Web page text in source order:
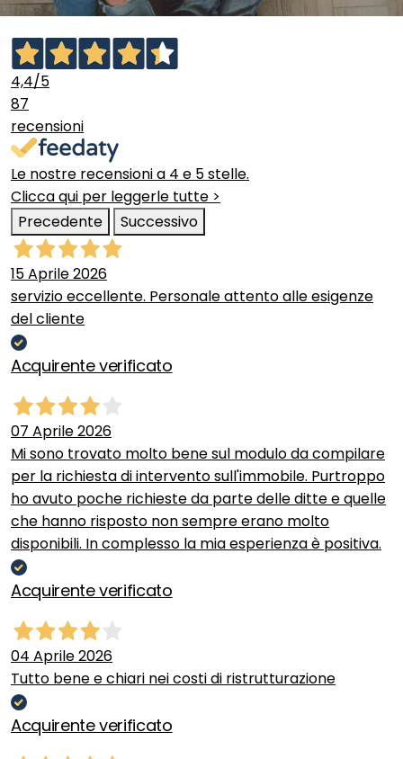
4,4/5
87
recensioni
Le nostre recensioni a 4 e 5 stelle.
Clicca qui per leggerle tutte >
Precedente
Successivo
15 Aprile 2026
servizio eccellente. Personale attento alle esigenze
del cliente
Acquirente verificato
07 Aprile 2026
Mi sono trovato molto bene sul modulo da compilare
per la richiesta di intervento sull'immobile. Purtroppo
ho avuto poche richieste da parte delle ditte e quelle
che hanno risposto non sempre erano molto
disponibili. In complesso la mia esperienza è positiva.
Acquirente verificato
04 Aprile 2026
Tutto bene e chiari nei costi di ristrutturazione
Acquirente verificato